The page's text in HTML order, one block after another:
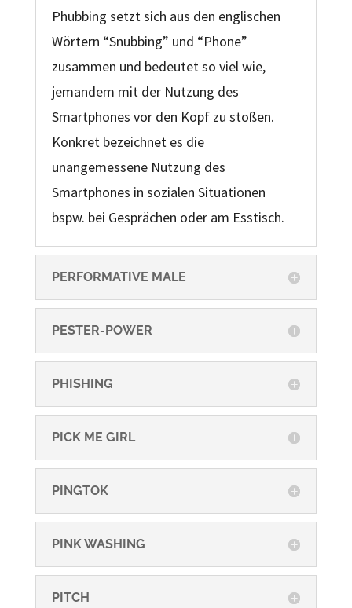
Phubbing setzt sich aus den englischen
Wörtern “Snubbing” und “Phone”
zusammen und bedeutet so viel wie,
jemandem mit der Nutzung des
Smartphones vor den Kopf zu stoßen.
Konkret bezeichnet es die
unangemessene Nutzung des
Smartphones in sozialen Situationen
bspw. bei Gesprächen oder am Esstisch.
PERFORMATIVE MALE
PESTER-POWER
PHISHING
PICK ME GIRL
PINGTOK
PINK WASHING
PITCH